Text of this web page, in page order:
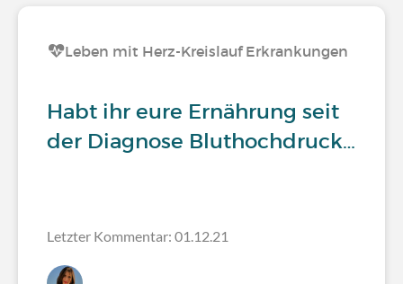
Leben mit Herz-Kreislauf Erkrankungen
Habt ihr eure Ernährung seit
der Diagnose Bluthochdruck…
Letzter Kommentar: 01.12.21